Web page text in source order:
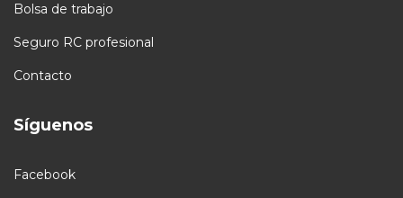
Bolsa de trabajo
Seguro RC profesional
Contacto
Síguenos
Facebook